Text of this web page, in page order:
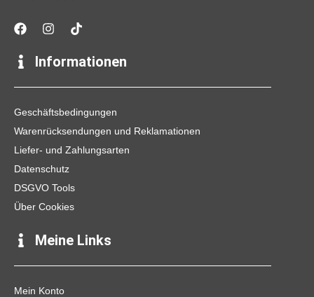
F
a
e
b
o
k
I
n
t
a
g
a
T
i
t
o
k
Informationen
Geschäftsbedingungen
Warenrücksendungen und Reklamationen
Liefer- und Zahlungsarten
Datenschutz
DSGVO Tools
Über Cookies
Meine Links
Mein Konto